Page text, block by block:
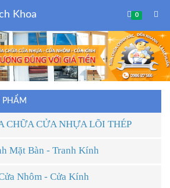
0
Khoa
PHẨM
CHỮA CỬA NHỰA LÕI THÉP
Mặt Bàn - Tranh Kính
Nhôm - Cửa Kính